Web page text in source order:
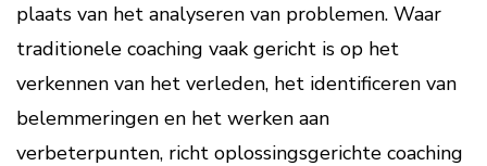
plaats van het analyseren van problemen. Waar
traditionele coaching vaak gericht is op het
verkennen van het verleden, het identificeren van
belemmeringen en het werken aan
verbeterpunten, richt oplossingsgerichte coaching